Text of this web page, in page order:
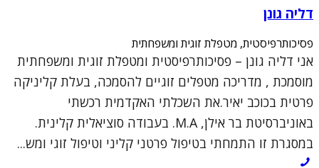
דליה גונן
פסיכותרפיסטית, מטפלת זוגית ומשפחתית
אני דליה גונן – פסיכותרפיסטית ומטפלת זוגית ומשפחתית
מוסמכת , מדריכה מטפלים זוגיים להסמכה, בעלת קליניקה
פרטית בכוכב יאיר.את השכלתי האקדמית רכשתי
באוניברסיטת בר אילן, M.A. בעבודה סוציאלית קלינית.
במסגרת זו התמחתי בטיפול פרטני קליני וטיפול זוגי ומש...